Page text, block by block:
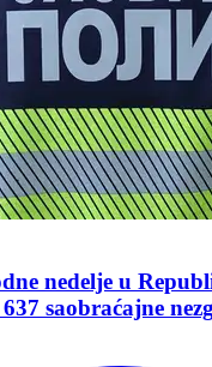
nedelje u
saobraćajne